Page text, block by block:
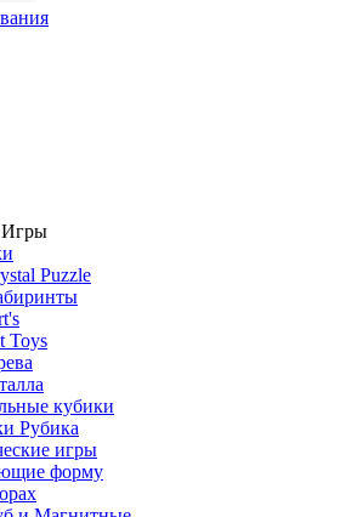
Puzzle
Toys
кубики
Рубика
игры
форму